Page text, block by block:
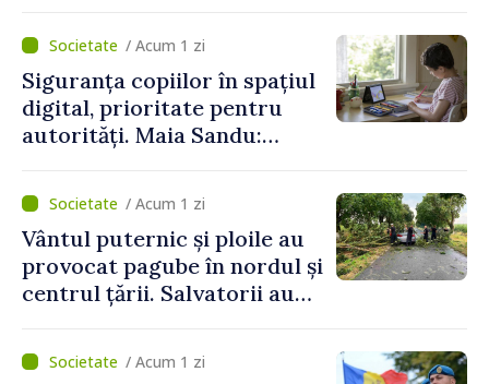
de vârf a concediilor
/ Acum 1 zi
Siguranța copiilor în spațiul
digital, prioritate pentru
autorități. Maia Sandu:
mecanisme care să-i
protejeze”/ Acum 1 zi
Vântul puternic și ploile au
provocat pagube în nordul și
centrul țării. Salvatorii au
/ Acum 1 zi